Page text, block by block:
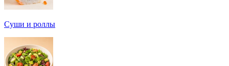
Суши и роллы